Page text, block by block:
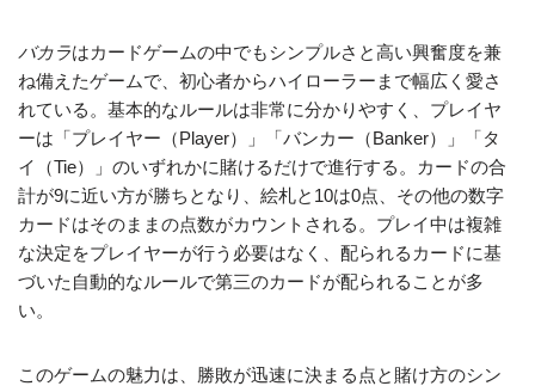
バカラはカードゲームの中でもシンプルさと高い興奮度を兼
ね備えたゲームで、初心者からハイローラーまで幅広く愛さ
れている。基本的なルールは非常に分かりやすく、プレイヤ
ーは「プレイヤー（Player）」「バンカー（Banker）」「タ
イ（Tie）」のいずれかに賭けるだけで進行する。カードの合
計が9に近い方が勝ちとなり、絵札と10は0点、その他の数字
カードはそのままの点数がカウントされる。プレイ中は複雑
な決定をプレイヤーが行う必要はなく、配られるカードに基
づいた自動的なルールで第三のカードが配られることが多
い。
このゲームの魅力は、勝敗が迅速に決まる点と賭け方のシン